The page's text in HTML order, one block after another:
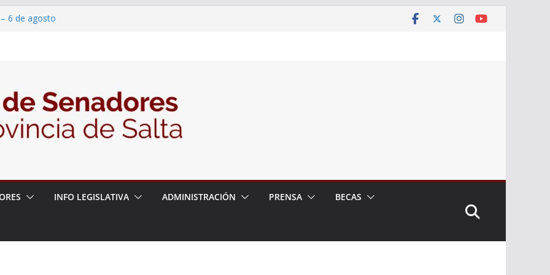
6 de agosto
– 06/08/26 – Créase el Ente Salteño
Vegetal
INFO LEGISLATIVA ADMINISTRACIÓN PRENSA BECAS